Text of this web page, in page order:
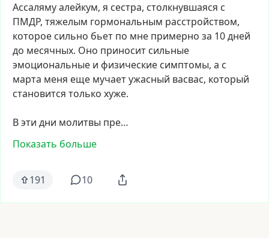
Ассалямуалейкум, я сестра, столкнувшаяся с
ПМДР, тяжелым гормональным расстройством,
которое сильно бьет по мне примерно за 10дней
до месячных. Оно приносит сильные
эмоциональные и физические симптомы, а с
марта меня еще мучаетужасный васвас, который
становится только хуже.
Вэти дни молитвы пре…
Показать больше
191 10